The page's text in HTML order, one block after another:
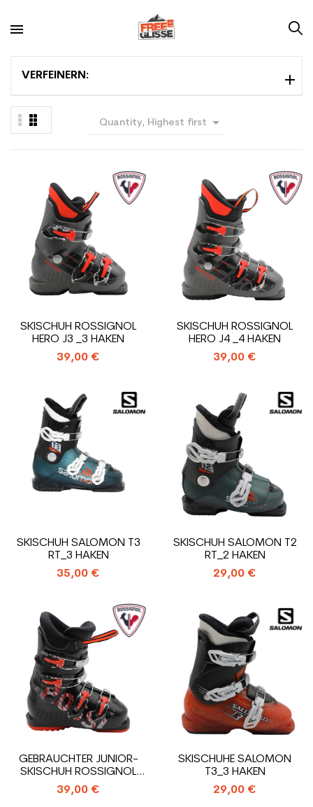
VERFEINERN:
Quantity, Highest first 
SKISCHUH ROSSIGNOL
HERO J3 _3 HAKEN
39,00 €
SKISCHUH ROSSIGNOL
HERO J4 _4 HAKEN
39,00 €
SKISCHUH SALOMON T3
RT_3 HAKEN
35,00 €
SKISCHUH SALOMON T2
RT_2 HAKEN
29,00 €
GEBRAUCHTER JUNIOR-
SKISCHUH ROSSIGNOL
COMP J4_4 HAKEN
39,00 €
SKISCHUHE SALOMON
T3_3 HAKEN
29,00 €